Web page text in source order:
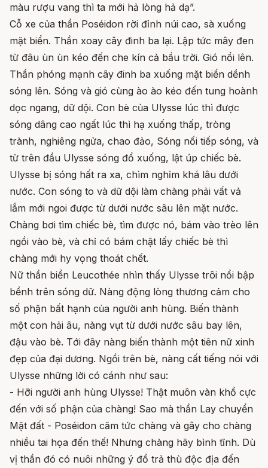
màu rượu vang thì ta mới hả lòng hả dạ”.
Cỗ xe của thần Poséidon rời đỉnh núi cao, sà xuống
mặt biển. Thần xoay cây đinh ba lại. Lập tức mây đen
từ đâu ùn ùn kéo đến che kín cả bầu trời. Gió nổi lên.
Thần phóng mạnh cây đinh ba xuống mặt biển dềnh
sóng lên. Sóng và gió cùng ào ào kéo đến tung hoành
dọc ngang, dữ dội. Con bè của Ulysse lúc thì được
sóng dâng cao ngất lúc thì hạ xuống thấp, tròng
trành, nghiêng ngửa, chao đảo, Sóng nối tiếp sóng, và
từ trên đầu Ulysse sóng đổ xuống, lật úp chiếc bè.
Ulysse bị sóng hất ra xa, chìm nghỉm khá lâu dưới
nước. Con sóng to và dữ dội làm chàng phải vất vả
lắm mới ngoi được từ dưới nước sâu lên mặt nước.
Chàng bơi tìm chiếc bè, tìm được nó, bám vào trèo lên
ngồi vào bè, và chỉ có bám chặt lấy chiếc bè thì
chàng mới hy vọng thoát chết.
Nữ thần biển Leucothée nhìn thấy Ulysse trôi nổi bập
bềnh trên sóng dữ. Nàng động lòng thương cảm cho
số phận bất hạnh của người anh hùng. Biến thành
một con hải âu, nàng vụt từ dưới nước sâu bay lên,
đậu vào bè. Tới đây nàng biến thành một tiên nữ xinh
đẹp của đại dương. Ngồi trên bè, nàng cất tiếng nói với
Ulysse những lời có cánh như sau:
- Hỡi người anh hùng Ulysse! Thật muôn vàn khổ cực
đến với số phận của chàng! Sao mà thần Lay chuyển
Mặt đất - Poséidon căm tức chàng và gây cho chàng
nhiều tai họa đến thế! Nhưng chàng hãy bình tĩnh. Dù
vị thần đó có nuôi những ý đồ trả thù độc địa đến